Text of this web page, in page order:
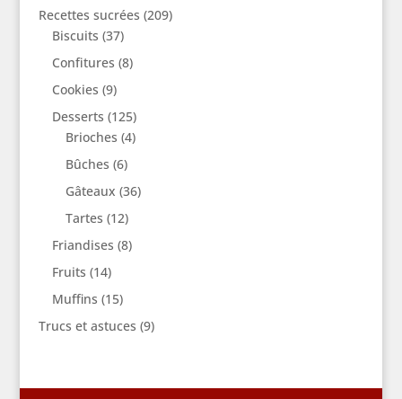
Recettes sucrées (209)
Biscuits (37)
Confitures (8)
Cookies (9)
Desserts (125)
Brioches (4)
Bûches (6)
Gâteaux (36)
Tartes (12)
Friandises (8)
Fruits (14)
Muffins (15)
Trucs et astuces (9)